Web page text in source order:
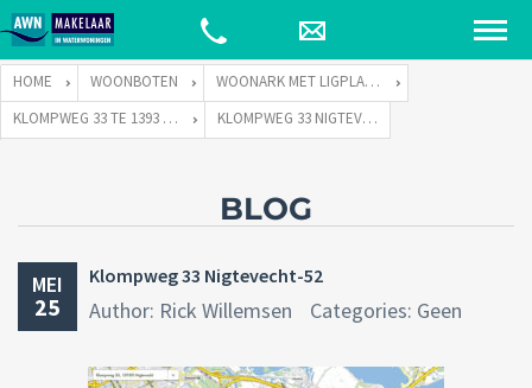
HOME WOONBOTEN
WOONARK MET LIGPLAATS
KLOMPWEG 33 TE 1393 PJ NIGTEVECHT
KLOMPWEG 33 NIGTEVECHT-52
BLOG
MEI
25
Klompweg 33 Nigtevecht-52
Author: Rick Willemsen Categories: Geen